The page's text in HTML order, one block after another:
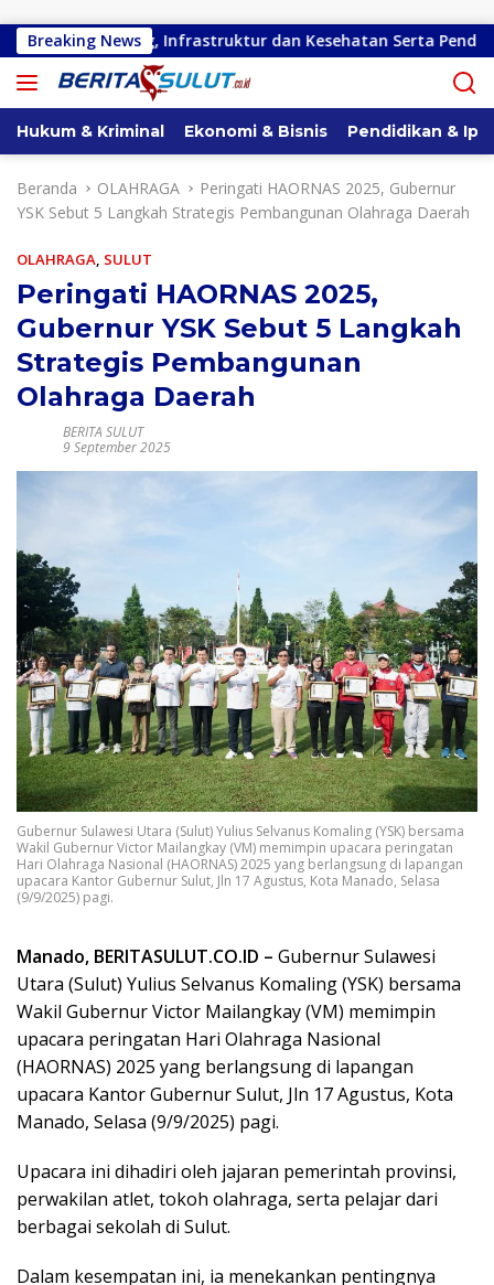
Breaking News
Bitung, Infrastruktur dan Kesehatan Serta Pendidikan
Hukum & Kriminal Ekonomi & Bisnis Pendidikan &
Beranda OLAHRAGA
Peringati HAORNAS 2025, Gubernur
YSK Sebut 5 Langkah Strategis Pembangunan Olahraga Daerah
OLAHRAGA, SULUT
Peringati HAORNAS 2025,
Gubernur YSK Sebut 5 Langkah
Strategis Pembangunan
Olahraga Daerah
BERITA SULUT
9 September 2025
Gubernur Sulawesi Utara (Sulut) Yulius Selvanus Komaling (YSK) bersama
Wakil Gubernur Victor Mailangkay (VM) memimpin upacara peringatan
Hari Olahraga Nasional (HAORNAS) 2025 yang berlangsung di lapangan
upacara Kantor Gubernur Sulut, Jln 17 Agustus, Kota Manado, Selasa
(9/9/2025) pagi.
Manado, BERITASULUT.CO.ID – Gubernur Sulawesi
Utara (Sulut) Yulius Selvanus Komaling (YSK) bersama
Wakil Gubernur Victor Mailangkay (VM) memimpin
upacara peringatan Hari Olahraga Nasional
(HAORNAS) 2025 yang berlangsung di lapangan
upacara Kantor Gubernur Sulut, Jln 17 Agustus, Kota
Manado, Selasa (9/9/2025) pagi.
Upacara ini dihadiri oleh jajaran pemerintah provinsi,
perwakilan atlet, tokoh olahraga, serta pelajar dari
berbagai sekolah di Sulut.
Dalam kesempatan ini, ia menekankan pentingnya